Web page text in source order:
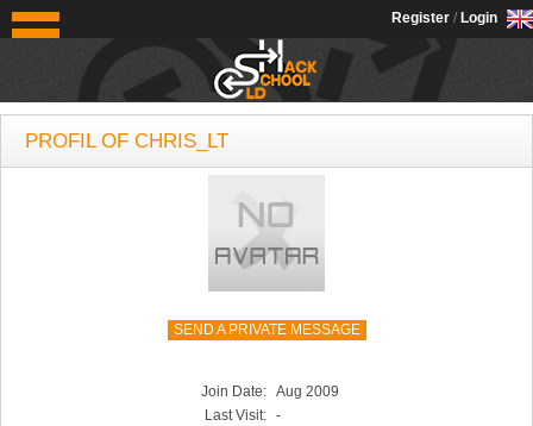
OldSchoolHack
Register / Login
PROFIL OF CHRIS_LT
SEND A PRIVATE MESSAGE
Join Date: Aug 2009
Last Visit: -